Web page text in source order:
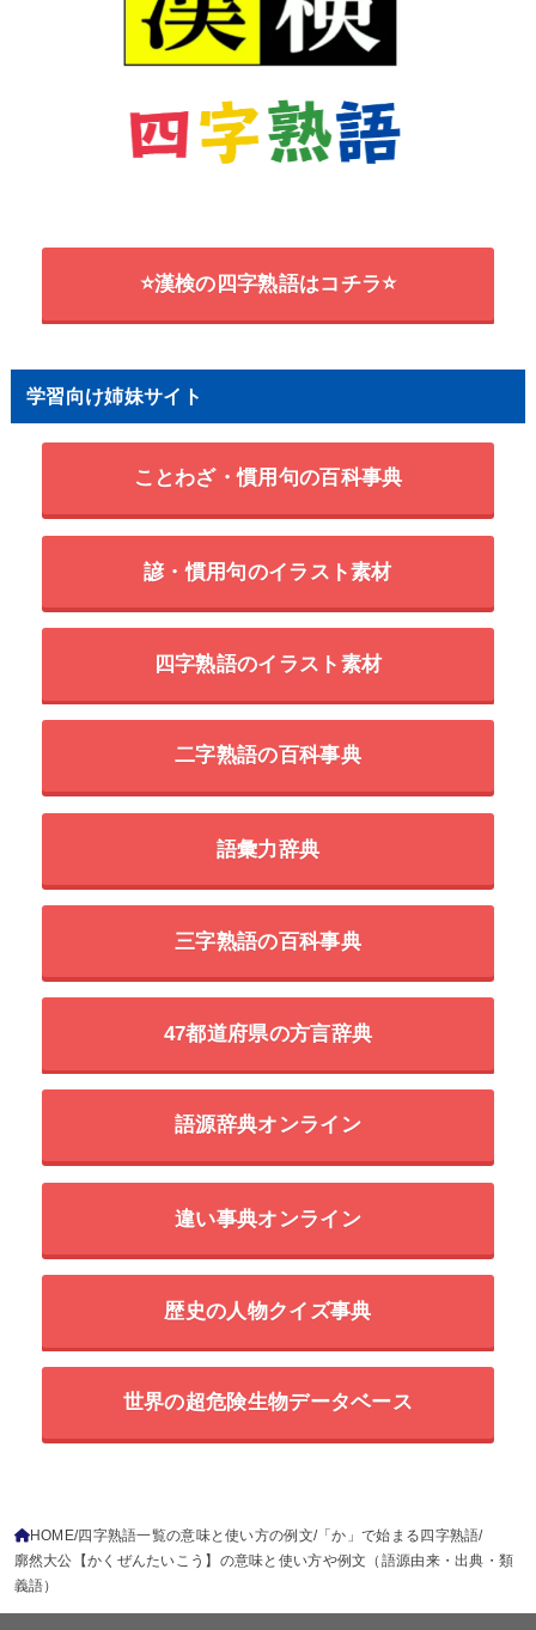
⭐漢検の四字熟語はコチラ⭐
学習向け姉妹サイト
ことわざ・慣用句の百科事典
諺・慣用句のイラスト素材
四字熟語のイラスト素材
二字熟語の百科事典
語彙力辞典
三字熟語の百科事典
47都道府県の方言辞典
語源辞典オンライン
違い事典オンライン
歴史の人物クイズ事典
世界の超危険生物データベース
HOME 四字熟語一覧の意味と使い方の例文
「か」で始まる四字熟語
廓然大公【かくぜんたいこう】の意味と使い方や例文（語源由来・出典・類
義語）